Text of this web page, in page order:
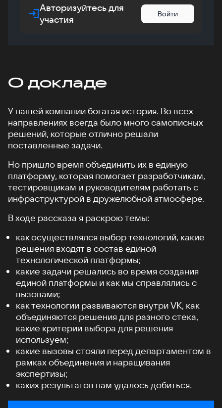
Авторизуйтесь для
участия
Войти
О докладе
У нашей компании богатая история. Во всех
направлениях всегда было много самописных
решений, которые отлично решали
поставленные задачи.
Но пришло время объединить их в единую
платформу, которая помогает разработчикам,
тестировщикам и руководителям работать с
инфраструктурой в дружелюбной атмосфере.
В ходе рассказа я раскрою темы:
как осуществлялся выбор технологий, какие
решения входят в состав единой
технологической платформы;
какие задачи решались во время создания
единой платформы и как мы справлялись с
вызовами;
как технологии развиваются внутри VK, как
объединяются решения для разного стека,
какие критерии выбора для решения
используем;
какие вызовы стояли перед департаментом в
рамках объединения и наращивания
экспертизы;
каких результатов нам удалось добиться.